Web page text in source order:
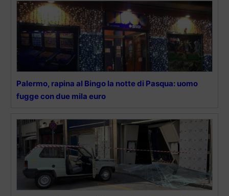
Palermo, rapina al Bingo la notte di Pasqua: uomo
fugge con due mila euro